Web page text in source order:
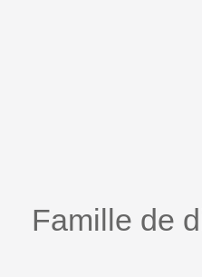
Famille de